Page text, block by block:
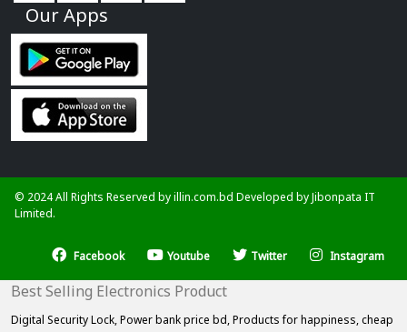
Our Apps
© 2024 All Rights Reserved by illin.com.bd Developed byJibonpata IT
Limited.
Facebook Youtube Twitter Instagram
Best Selling Electronics Product
Digital Security Lock,Power bank price bd,Products for happiness,cheap